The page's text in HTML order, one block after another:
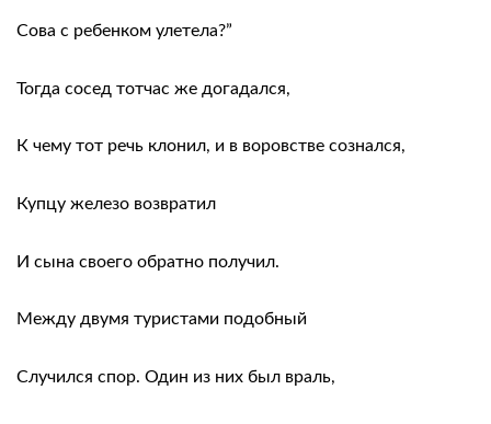
Сова с ребенком улетела?”
Тогда сосед тотчас же догадался,
К чему тот речь клонил, и в воровстве сознался,
Купцу железо возвратил
И сына своего обратно получил.
Между двумя туристами подобный
Случился спор. Один из них был враль,